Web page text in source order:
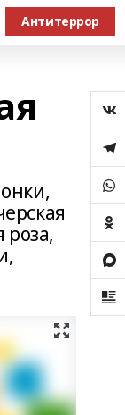
Антитеррор
роза,